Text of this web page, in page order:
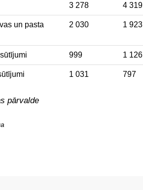
3 278 4 319
un pasta
2 030 1 923
999 1 126
1 031 797
pārvalde